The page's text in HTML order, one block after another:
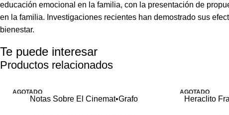
educación emocional en la familia, con la presentación de
en la familia. Investigaciones recientes han demostrado sus
bienestar.
Te puede interesar
Productos relacionados
AGOTADO
Notas Sobre El Cinemat•Grafo
AGOTADO
Heraclito